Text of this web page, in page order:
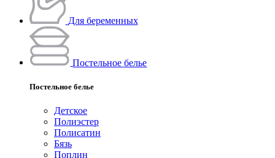
Для беременных
Постельное белье
Постельное белье
Детское
Полиэстeр
Полисатин
Бязь
Поплин